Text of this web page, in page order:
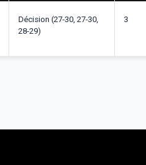
Décision (27-30, 27-30,
28-29)
3